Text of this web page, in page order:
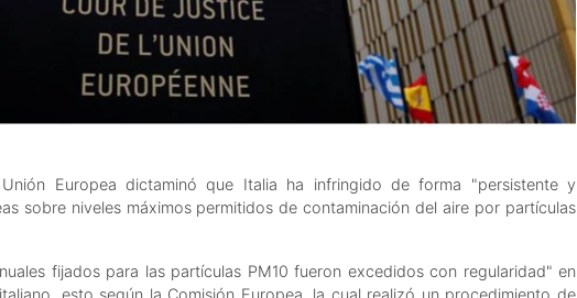
Europea dictaminó que Italia ha infringido de forma "persistente y
sobre niveles máximos permitidos de contaminación del aire por partículas
fijados para las partículas PM10 fueron excedidos con regularidad" en